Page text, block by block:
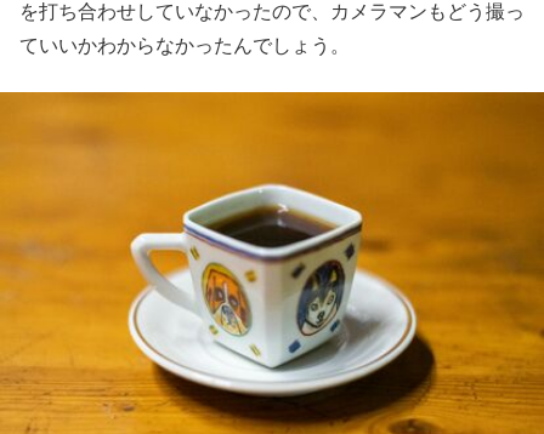
を打ち合わせしていなかったので、カメラマンもどう撮っ
ていいかわからなかったんでしょう。